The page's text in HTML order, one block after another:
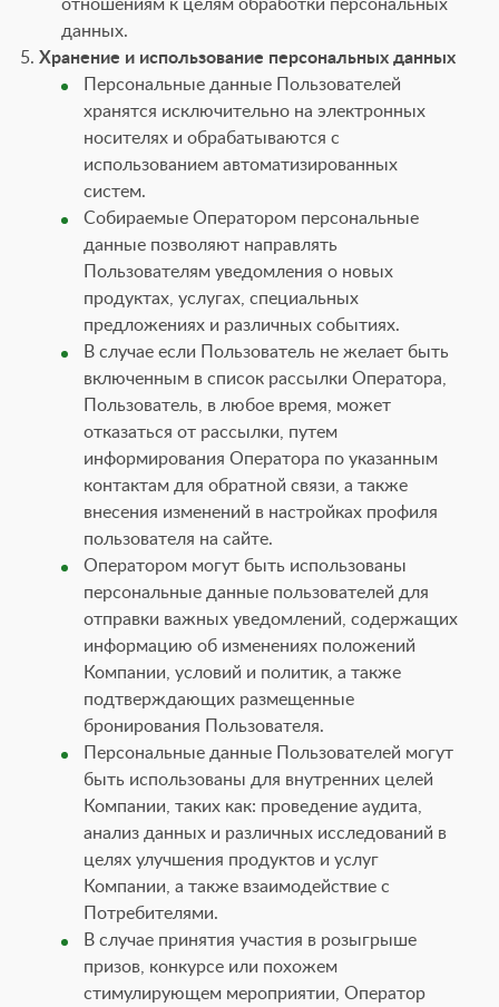
отношениям к целям обработки персональных
данных.
Хранение и использование персональных данных
Персональные данные Пользователей
хранятся исключительно на электронных
носителях и обрабатываются с
использованием автоматизированных
систем.
Собираемые Оператором персональные
данные позволяют направлять
Пользователям уведомления о новых
продуктах, услугах, специальных
предложениях и различных событиях.
В случае если Пользователь не желает быть
включенным в список рассылки Оператора,
Пользователь, в любое время, может
отказаться от рассылки, путем
информирования Оператора по указанным
контактам для обратной связи, а также
внесения изменений в настройках профиля
пользователя на сайте.
Оператором могут быть использованы
персональные данные пользователей для
отправки важных уведомлений, содержащих
информацию об изменениях положений
Компании, условий и политик, а также
подтверждающих размещенные
бронирования Пользователя.
Персональные данные Пользователей могут
быть использованы для внутренних целей
Компании, таких как: проведение аудита,
анализ данных и различных исследований в
целях улучшения продуктов и услуг
Компании, а также взаимодействие с
Потребителями.
В случае принятия участия в розыгрыше
призов, конкурсе или похожем
стимулирующем мероприятии, Оператор